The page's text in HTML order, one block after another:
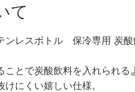
て
ンレスボトル 保冷専用 炭
とで炭酸飲料を入れられる
にくい嬉しい仕様。